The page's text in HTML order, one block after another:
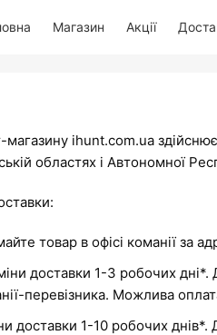
Магазин Акції
магазину ihunt.com.ua
областях і Автономної
товар в офісі команії за
доставки 1-3 робочих дні*.
перевізника. Можлива
доставки 1-10 робочих днів*.